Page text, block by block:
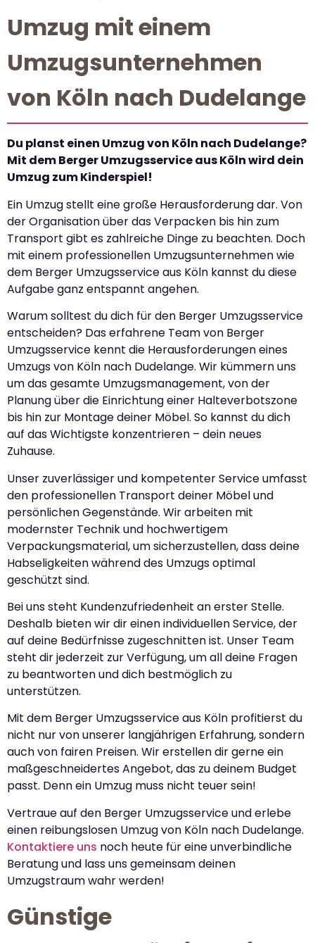
Umzug mit einem
Umzugsunternehmen
von Köln nach Dudelange
Du planst einen Umzug von Köln nach Dudelange?
Mit dem Berger Umzugsservice aus Köln wird dein
Umzug zum Kinderspiel!
Ein Umzug stellt eine große Herausforderung dar. Von
der Organisation über das Verpacken bis hin zum
Transport gibt es zahlreiche Dinge zu beachten. Doch
mit einem professionellen Umzugsunternehmen wie
dem Berger Umzugsservice aus Köln kannst du diese
Aufgabe ganz entspannt angehen.
Warum solltest du dich für den Berger Umzugsservice
entscheiden? Das erfahrene Team von Berger
Umzugsservice kennt die Herausforderungen eines
Umzugs von Köln nach Dudelange. Wir kümmern uns
um das gesamte Umzugsmanagement, von der
Planung über die Einrichtung einer Halteverbotszone
bis hin zur Montage deiner Möbel. So kannst du dich
auf das Wichtigste konzentrieren – dein neues
Zuhause.
Unser zuverlässiger und kompetenter Service umfasst
den professionellen Transport deiner Möbel und
persönlichen Gegenstände. Wir arbeiten mit
modernster Technik und hochwertigem
Verpackungsmaterial, um sicherzustellen, dass deine
Habseligkeiten während des Umzugs optimal
geschützt sind.
Bei uns steht Kundenzufriedenheit an erster Stelle.
Deshalb bieten wir dir einen individuellen Service, der
auf deine Bedürfnisse zugeschnitten ist. Unser Team
steht dir jederzeit zur Verfügung, um all deine Fragen
zu beantworten und dich bestmöglich zu
unterstützen.
Mit dem Berger Umzugsservice aus Köln profitierst du
nicht nur von unserer langjährigen Erfahrung, sondern
auch von fairen Preisen. Wir erstellen dir gerne ein
maßgeschneidertes Angebot, das zu deinem Budget
passt. Denn ein Umzug muss nicht teuer sein!
Vertraue auf den Berger Umzugsservice und erlebe
einen reibungslosen Umzug von Köln nach Dudelange.
Kontaktiere uns noch heute für eine unverbindliche
Beratung und lass uns gemeinsam deinen
Umzugstraum wahr werden!
Günstige